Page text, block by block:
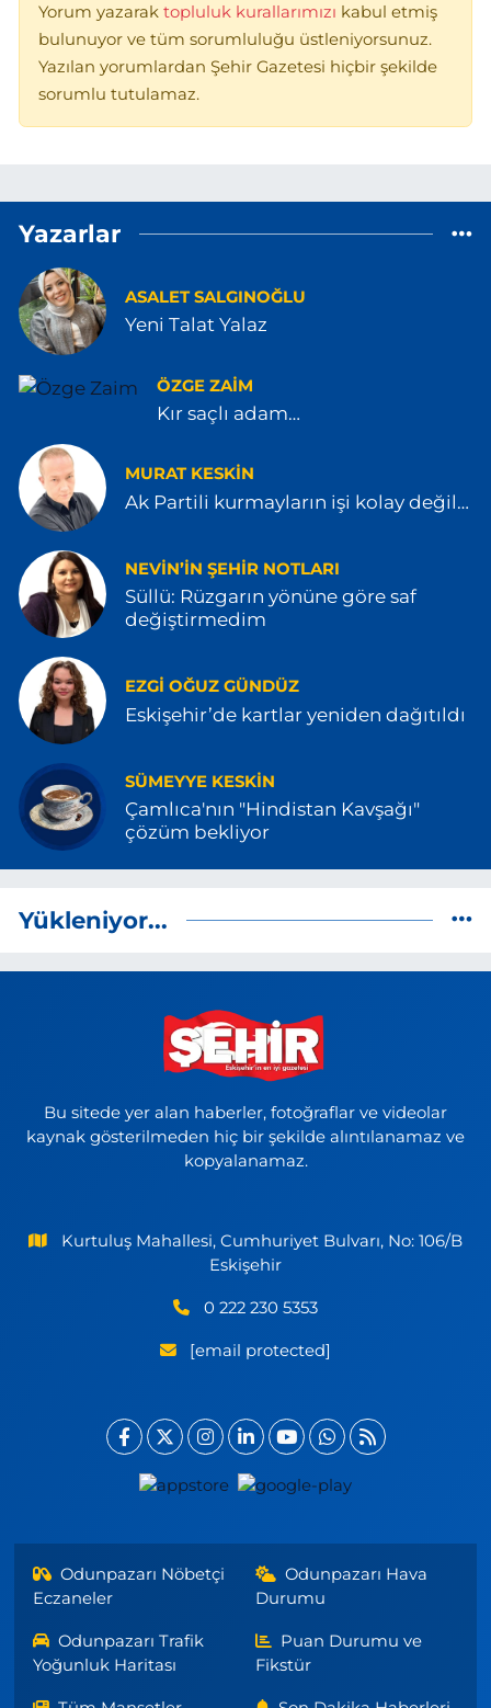
Yorum yazarak topluluk kurallarımızı kabul etmiş
bulunuyor ve tüm sorumluluğu üstleniyorsunuz.
Yazılan yorumlardan Şehir Gazetesi hiçbir şekilde
sorumlu tutulamaz.
Yazarlar
ASALET SALGINOĞLU
Yeni Talat Yalaz
ÖZGE ZAIM
Kır saçlı adam…
MURAT KESKİN
Ak Partili kurmayların işi kolay değil…
NEVIN’IN ŞEHIR NOTLARI
Süllü: Rüzgarın yönüne göre saf
değiştirmedim
EZGI OĞUZ GÜNDÜZ
Eskişehir’de kartlar yeniden dağıtıldı
SÜMEYYE KESKIN
Çamlıca'nın "Hindistan Kavşağı"
çözüm bekliyor
Yükleniyor...
Bu sitede yer alan haberler, fotoğraflar ve videolar
kaynak gösterilmeden hiç bir şekilde alıntılanamaz ve
kopyalanamaz.
Kurtuluş Mahallesi, Cumhuriyet Bulvarı, No: 106/B
Eskişehir
0 222 230 5353
[email protected]
Odunpazarı Nöbetçi
Eczaneler
Odunpazarı Hava
Durumu
Odunpazarı Trafik
Yoğunluk Haritası
Puan Durumu ve
Fikstür